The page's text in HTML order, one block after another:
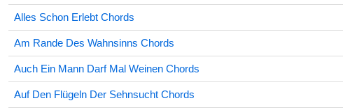
Alles Schon Erlebt Chords
Am Rande Des Wahnsinns Chords
Auch Ein Mann Darf Mal Weinen Chords
Auf Den Flügeln Der Sehnsucht Chords